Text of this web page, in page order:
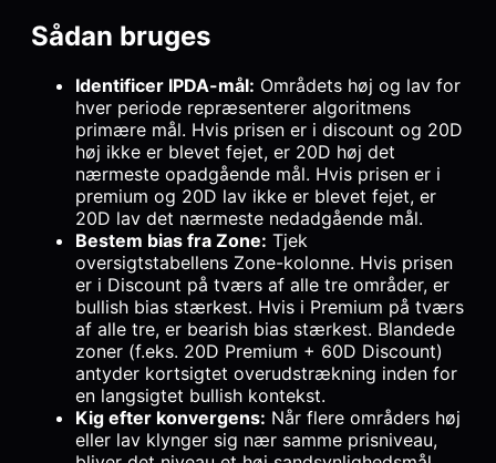
Sådan bruges
Identificer IPDA-mål: Områdets høj og lav for
hver periode repræsenterer algoritmens
primære mål. Hvis prisen er i discount og 20D
høj ikke er blevet fejet, er 20D høj det
nærmeste opadgående mål. Hvis prisen er i
premium og 20D lav ikke er blevet fejet, er
20D lav det nærmeste nedadgående mål.
Bestem bias fra Zone: Tjek
oversigtstabellens Zone-kolonne. Hvis prisen
er i Discount på tværs af alle tre områder, er
bullish bias stærkest. Hvis i Premium på tværs
af alle tre, er bearish bias stærkest. Blandede
zoner (f.eks. 20D Premium + 60D Discount)
antyder kortsigtet overudstrækning inden for
en langsigtet bullish kontekst.
Kig efter konvergens: Når flere områders høj
eller lav klynger sig nær samme prisniveau,